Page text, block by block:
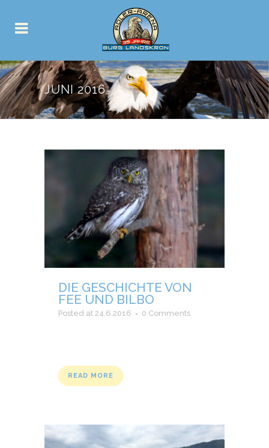
JUNI 2016
DIE GESCHICHTE VON
FEE UND BILBO
Posted at 24.6.2016 0 Comments
READ MORE